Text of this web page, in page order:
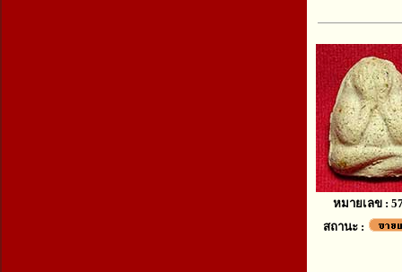
หมายเลข :
สถานะ :